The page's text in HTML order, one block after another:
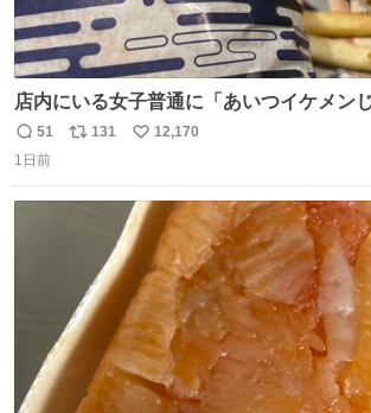
店内にいる女子普通に「あいつイケメン
「スマホの持ち方きもw」とか大声で騒い
返
信
51
リ
131
い
数
12,170
1日前